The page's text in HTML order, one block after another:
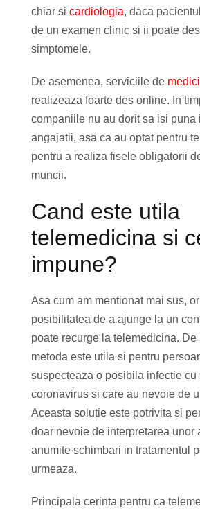
chiar si cardiologia, daca
de un examen clinic si ii poate
simptomele.
De asemenea, serviciile de
realizeaza foarte des online. In
companiile nu au dorit sa isi puna
angajatii, asa ca au optat pentru
pentru a realiza fisele obligatorii
muncii.
Cand este utila
telemedicina si
impune?
Asa cum am mentionat mai sus,
posibilitatea de a ajunge la un
poate recurge la telemedicina. De
metoda este utila si pentru
suspecteaza o posibila infectie cu
coronavirus si care au nevoie de
Aceasta solutie este potrivita si
doar nevoie de interpretarea unor
anumite schimbari in tratamentul
urmeaza.
Principala cerinta pentru ca